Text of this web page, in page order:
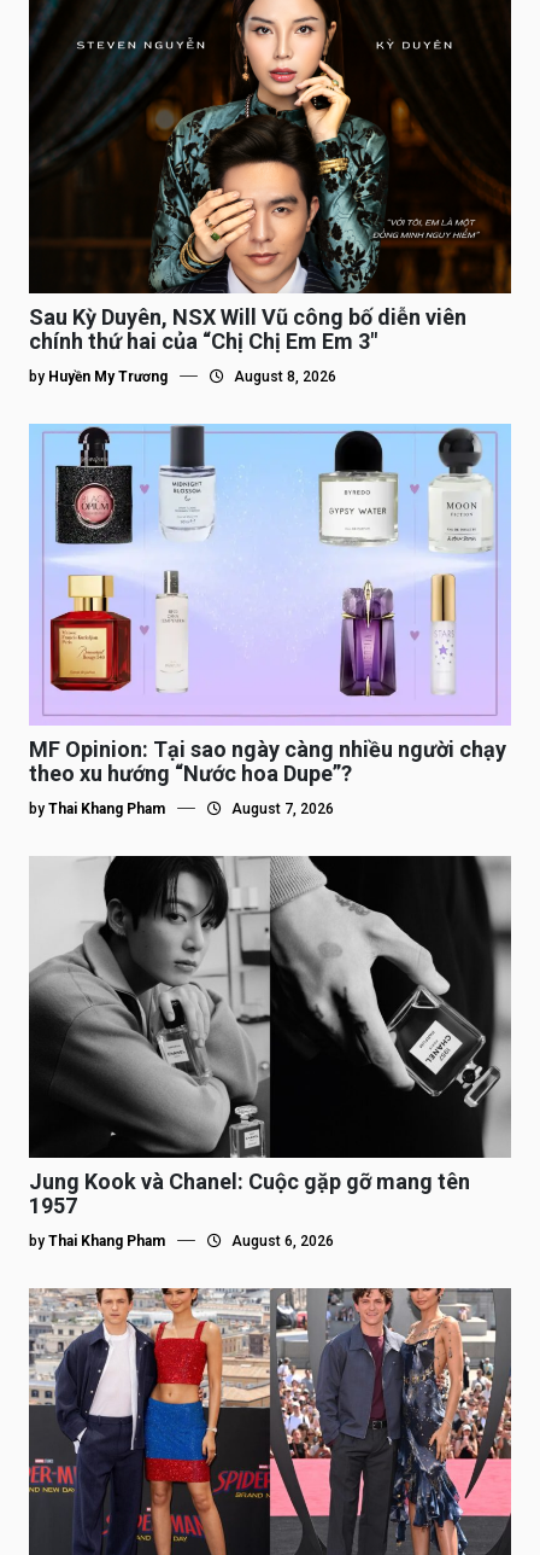
Sau Kỳ Duyên, NSX Will Vũ công bố diễn viên
chính thứ hai của “Chị Chị Em Em 3″
by Huyền My Trương August 8, 2026
MF Opinion: Tại sao ngày càng nhiều người chạy
theo xu hướng “Nước hoa Dupe”?
by Thai Khang Pham August 7, 2026
Jung Kook và Chanel: Cuộc gặp gỡ mang tên
1957
by Thai Khang Pham August 6, 2026